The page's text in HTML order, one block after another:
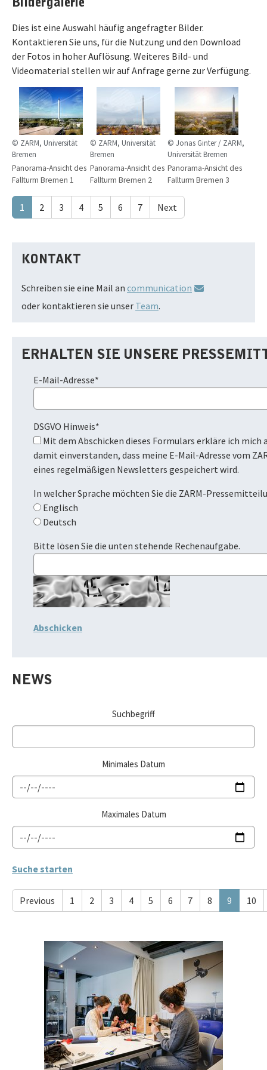
Bildergalerie
Dies ist eine Auswahl häufig angefragter Bilder.
Kontaktieren Sie uns, für die Nutzung und den Download
der Fotos in hoher Auflösung. Weiteres Bild- und
Videomaterial stellen wir auf Anfrage gerne zur Verfügung.
© ZARM, Universität
Bremen
Panorama-Ansicht des
Fallturm Bremen 1
© ZARM, Universität
Bremen
Panorama-Ansicht des
Fallturm Bremen 2
© Jonas Ginter / ZARM,
Universität Bremen
Panorama-Ansicht des
Fallturm Bremen 3
1 2 3 4 5 6 7 Next
KONTAKT
Schreiben sie eine Mail an communication
oder kontaktieren sie unser Team.
ERHALTEN SIE UNSERE
E-Mail-Adresse*
DSGVO Hinweis*
damit einverstanden, dass meine E-Mail-Adresse vom
eines regelmäßigen Newsletters gespeichert wird.
In welcher Sprache möchten Sie die ZARM-
Englisch
Deutsch
Bitte lösen Sie die unten stehende Rechenaufgabe.
NEWS
Suchbegriff
Minimales Datum
Maximales Datum
Previous 1 2 3 4 5 6 7 8 9 10